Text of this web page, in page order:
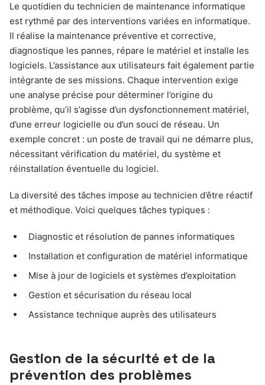
Le quotidien du technicien de maintenance informatique
est rythmé par des interventions variées en informatique.
Il réalise la maintenance préventive et corrective,
diagnostique les pannes, répare le matériel et installe les
logiciels. L’assistance aux utilisateurs fait également partie
intégrante de ses missions. Chaque intervention exige
une analyse précise pour déterminer l’origine du
problème, qu’il s’agisse d’un dysfonctionnement matériel,
d’une erreur logicielle ou d’un souci de réseau. Un
exemple concret : un poste de travail qui ne démarre plus,
nécessitant vérification du matériel, du système et
réinstallation éventuelle du logiciel.
La diversité des tâches impose au technicien d’être réactif
et méthodique. Voici quelques tâches typiques :
Diagnostic et résolution de pannes informatiques
Installation et configuration de matériel informatique
Mise à jour de logiciels et systèmes d’exploitation
Gestion et sécurisation du réseau local
Assistance technique auprès des utilisateurs
Gestion de la sécurité et de la
prévention des problèmes